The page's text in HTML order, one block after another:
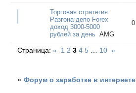
Торговая стратегия
Разгона депо Forex
доход 3000-5000
рублей за день AMG
0
Страница:« 1 2 3 4 5 … 10 »
» Форум о заработке в интернете